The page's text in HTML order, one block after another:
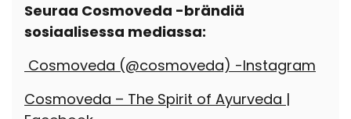
Seuraa Cosmoveda -brändiä
sosiaalisessa mediassa:
Cosmoveda (@cosmoveda) -Instagram
Cosmoveda – The Spirit of Ayurveda |